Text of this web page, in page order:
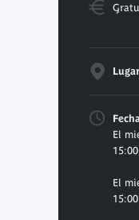
El
El